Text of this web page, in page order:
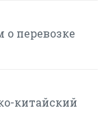
о перевозке
китайский